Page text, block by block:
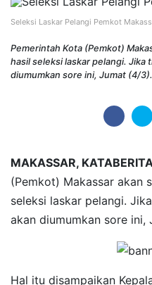
Seleksi Laskar Pelangi Pemkot
Pemerintah Kota (Pemkot)
hasil seleksi laskar pelangi. Jika
diumumkan sore ini, Jumat (4/3).
MAKASSAR,
(Pemkot) Makassar akan
seleksi laskar pelangi.
akan diumumkan sore ini,
Hal itu disampaikan